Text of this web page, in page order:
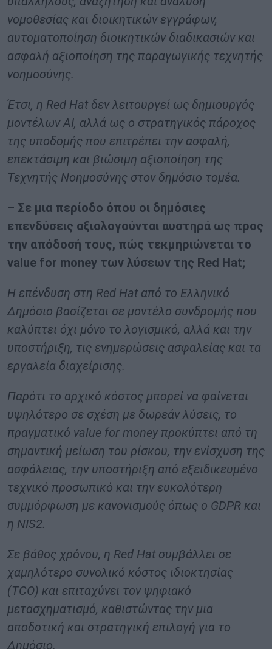
νομοθεσίας και διοικητικών εγγράφων,
αυτοματοποίηση διοικητικών διαδικασιών και
ασφαλή αξιοποίηση της παραγωγικής τεχνητής
νοημοσύνης.
Έτσι, η Red Hat δεν λειτουργεί ως δημιουργός
μοντέλων AI, αλλά ως ο στρατηγικός πάροχος
της υποδομής που επιτρέπει την ασφαλή,
επεκτάσιμη και βιώσιμη αξιοποίηση της
Τεχνητής Νοημοσύνης στον δημόσιο τομέα.
– Σε μια περίοδο όπου οι δημόσιες
επενδύσεις αξιολογούνται αυστηρά ως προς
την απόδοσή τους, πώς τεκμηριώνεται το
value for money των λύσεων της Red Hat;
Η επένδυση στη Red Hat από το Ελληνικό
Δημόσιο βασίζεται σε μοντέλο συνδρομής που
καλύπτει όχι μόνο το λογισμικό, αλλά και την
υποστήριξη, τις ενημερώσεις ασφαλείας και τα
εργαλεία διαχείρισης.
Παρότι το αρχικό κόστος μπορεί να φαίνεται
υψηλότερο σε σχέση με δωρεάν λύσεις, το
πραγματικό value for money προκύπτει από τη
σημαντική μείωση του ρίσκου, την ενίσχυση της
ασφάλειας, την υποστήριξη από εξειδικευμένο
τεχνικό προσωπικό και την ευκολότερη
συμμόρφωση με κανονισμούς όπως ο GDPR και
η NIS2.
Σε βάθος χρόνου, η Red Hat συμβάλλει σε
χαμηλότερο συνολικό κόστος ιδιοκτησίας
(TCO) και επιταχύνει τον ψηφιακό
μετασχηματισμό, καθιστώντας την μια
αποδοτική και στρατηγική επιλογή για το
Δημόσιο.